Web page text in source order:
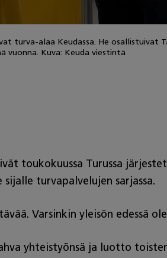
turva-alaa Keudassa. He osallistuivat
vuonna. Kuva: Keuda viestintä
toukokuussa Turussa
turvapalvelujen sarjassa.
Varsinkin yleisön edessä
yhteistyönsä ja luotto